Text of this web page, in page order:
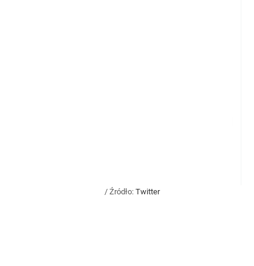
/ Źródło: Twitter